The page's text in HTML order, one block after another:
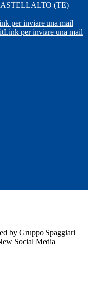
(TE)
per inviare una mail
Link per inviare una mail
by Gruppo Spaggiari
Social Media